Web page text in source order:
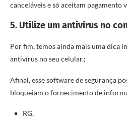
canceláveis e só aceitam pagamento
5. Utilize um antivírus no
Por fim, temos ainda mais uma dica
antivírus no seu celular.;
Afinal, esse software de segurança
bloqueiam o fornecimento de
RG,